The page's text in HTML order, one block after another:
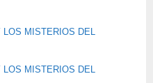
LOS MISTERIOS DEL
LOS MISTERIOS DEL